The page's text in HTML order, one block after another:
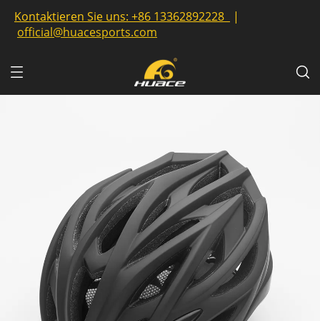
Kontaktieren Sie uns: +86 13362892228
|
official@huacesports.com